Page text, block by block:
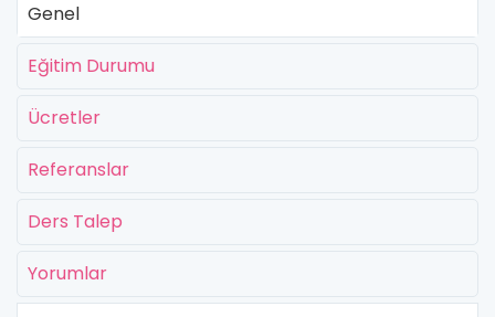
Genel
Eğitim Durumu
Ücretler
Referanslar
Ders Talep
Yorumlar